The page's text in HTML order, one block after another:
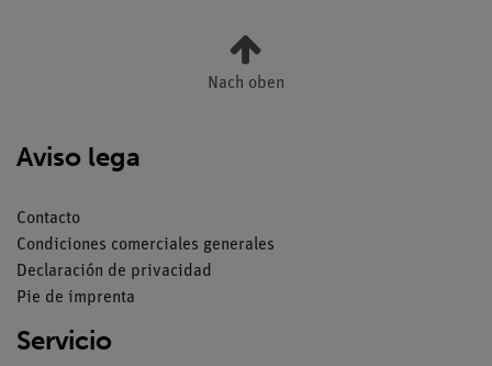
Nach oben
Aviso lega
Contacto
Condiciones comerciales generales
Declaración de privacidad
Pie de imprenta
Servicio